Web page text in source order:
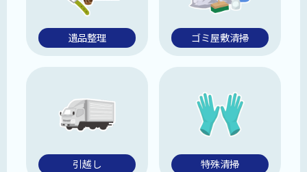
遺品整理 ゴミ屋敷清掃
引越し 特殊清掃